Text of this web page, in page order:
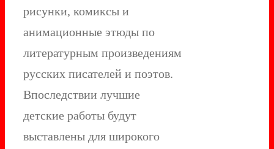
рисунки, комиксы и
анимационные этюды по
литературным произведениям
русских писателей и поэтов.
Впоследствии лучшие
детские работы будут
выставлены для широкого